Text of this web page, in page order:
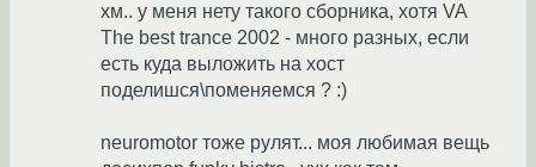
хм.. у меня нету такого сборника, хотя VA
The best trance 2002 - много разных, если
есть куда выложить на хост
поделишся\поменяемся ? :)
neuromotor тоже рулят... моя любимая вещь